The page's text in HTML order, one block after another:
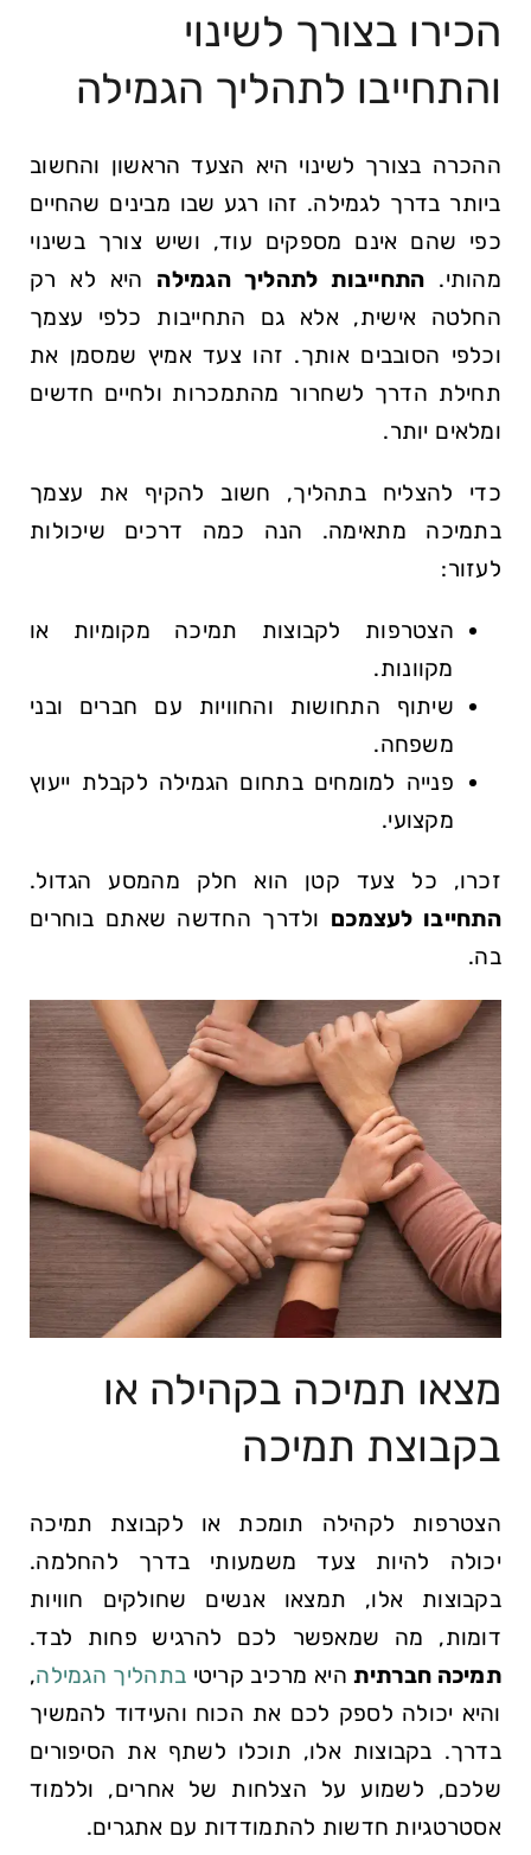
הכירו בצורך לשינוי
והתחייבו לתהליך הגמילה
ההכרה בצורך לשינוי היא הצעד הראשון והחשוב
⁢ביותר בדרך לגמילה. זהו רגע שבו מבינים שהחיים
כפי​ שהם​ אינם מספקים עוד, ושיש צורך בשינוי⁢
מהותי. התחייבות לתהליך הגמילה היא לא רק​
החלטה אישית, אלא גם​ התחייבות כלפי עצמך
וכלפי הסובבים אותך. זהו צעד‌ אמיץ שמסמן את
תחילת הדרך ‌לשחרור מהתמכרות ולחיים חדשים
ומלאים ⁣יותר.
כדי‌ להצליח בתהליך, חשוב להקיף את עצמך
בתמיכה ⁤מתאימה. הנה כמה דרכים שיכולות
לעזור:
הצטרפות לקבוצות תמיכה מקומיות או
⁣מקוונות.
שיתוף התחושות והחוויות עם ⁤חברים ובני
משפחה.
פנייה למומחים​ בתחום הגמילה לקבלת ⁤ייעוץ
מקצועי.
זכרו, כל צעד קטן הוא חלק ‌מהמסע הגדול.
התחייבו לעצמכם ולדרך החדשה שאתם בוחרים
בה.
מצאו תמיכה בקהילה או
בקבוצת תמיכה
הצטרפות ​לקהילה תומכת או ⁢לקבוצת ​תמיכה
יכולה להיות צעד ​משמעותי בדרך להחלמה.
בקבוצות אלו, תמצאו‍ אנשים שחולקים חוויות
דומות, מה⁣ שמאפשר ⁣לכם‍ להרגיש פחות לבד.
תמיכה חברתיתהיא מרכיב קריטי בתהליך הגמילה,
⁤והיא יכולה לספק לכם את הכוח והעידוד להמשיך
בדרך. בקבוצות אלו, תוכלו לשתף​ את ⁤הסיפורים
שלכם, לשמוע ⁤על הצלחות‍ של אחרים, וללמוד
אסטרטגיות חדשות להתמודדות עם אתגרים.